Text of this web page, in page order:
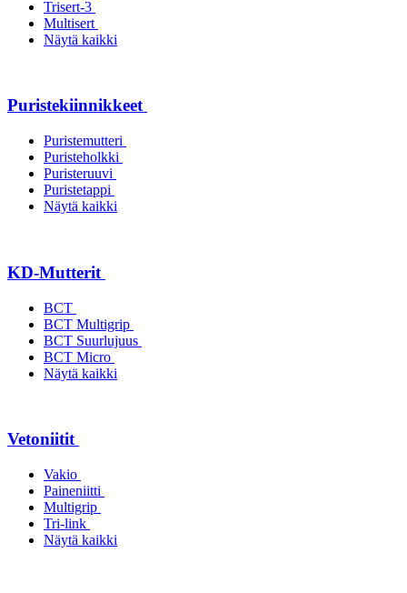
Trisert-3
Multisert
Näytä kaikki
Puristekiinnikkeet
Puristemutteri
Puristeholkki
Puristeruuvi
Puristetappi
Näytä kaikki
KD-Mutterit
BCT
BCT Multigrip
BCT Suurlujuus
BCT Micro
Näytä kaikki
Vetoniitit
Vakio
Paineniitti
Multigrip
Tri-link
Näytä kaikki